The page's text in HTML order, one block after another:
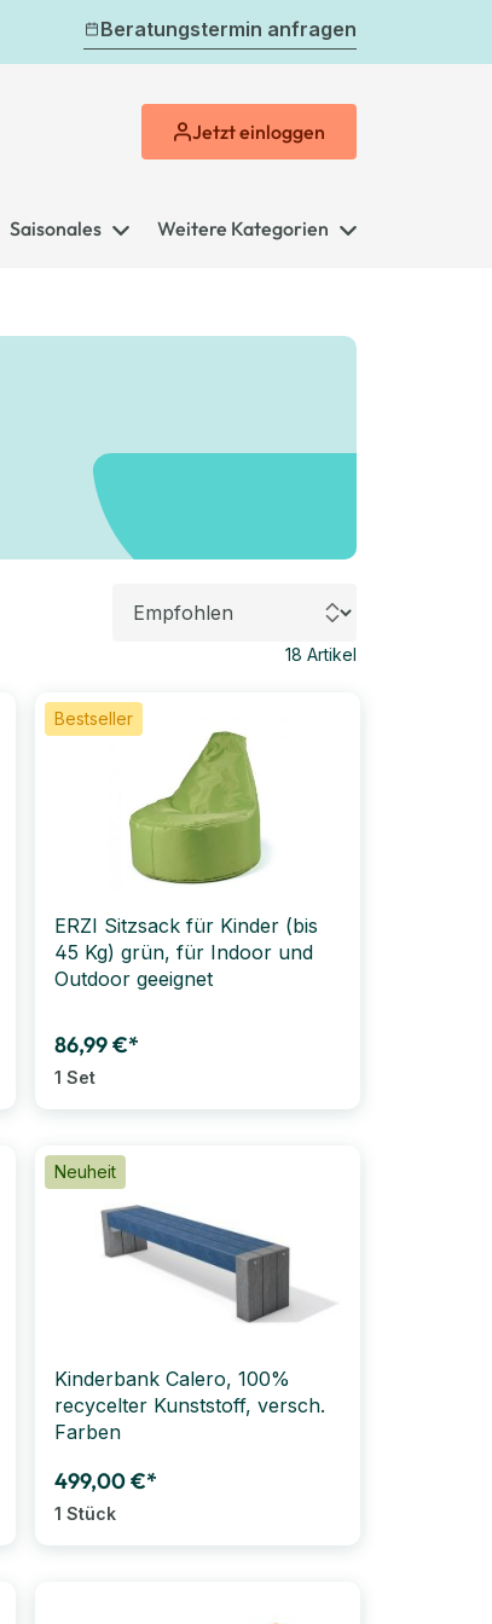
Beratungstermin anfragen
Jetzteinloggen
Saisonales Weitere Kategorien
18 Artikel
Bestseller
ERZI Sitzsack für Kinder (bis
45 Kg) grün, für Indoor und
Outdoor geeignet
86,99 €*
1 Set
Neuheit
Kinderbank Calero, 100%
recycelter Kunststoff, versch.
Farben
499,00 €*
1 Stück